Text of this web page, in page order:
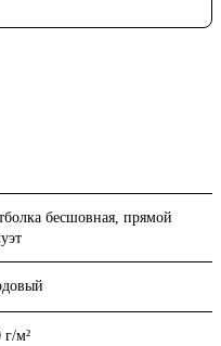
бесшовная, прямой
г/м²